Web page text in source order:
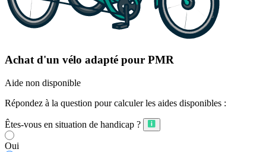
Achat d'un vélo adapté pour PMR
Aide non disponible
Répondez à la question pour calculer les aides disponibles :
Êtes-vous en situation de handicap ?
Oui